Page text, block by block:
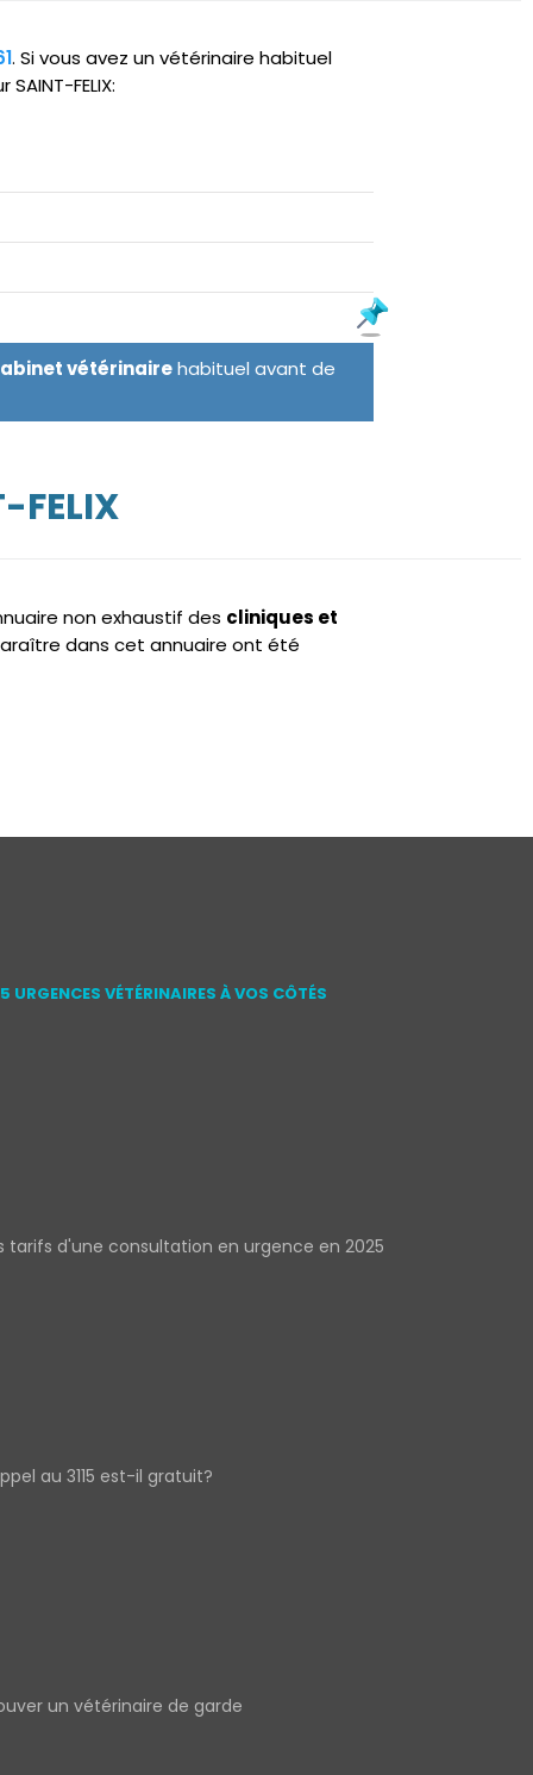
. Si vous avez un vétérinaire habituel
FELIX:
vétérinairehabituel avant de
FELIX
non exhaustif des cliniques et
dans cet annuaire ont été
URGENCES VÉTÉRINAIRES À VOS CÔTÉS
tarifs d'une consultation en urgence en 2025
au 3115 est-il gratuit?
un vétérinaire de garde